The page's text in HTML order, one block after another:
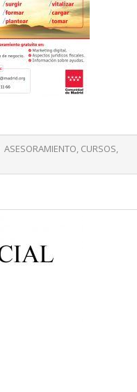
ASESORAMIENTO, CURSOS,